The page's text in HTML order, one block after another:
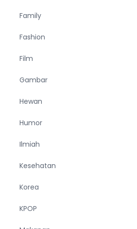
Family
Fashion
Film
Gambar
Hewan
Humor
Ilmiah
Kesehatan
Korea
KPOP